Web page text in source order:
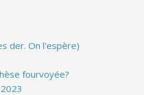
der. On l'espère)
fourvoyée?